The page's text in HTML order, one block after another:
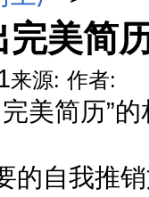
完美简
来源: 作者:
美简历”
的自我推